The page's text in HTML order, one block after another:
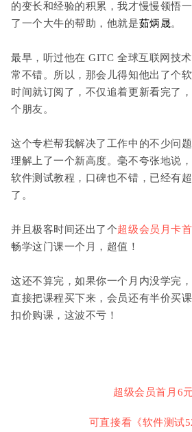
的变长和经验的积累，我才慢慢领悟
了一个大牛的帮助，他就是茹炳晟。
最早，听过他在 GITC 全球互联网技
常不错。所以，那会儿得知他出了个
时间就订阅了，不仅追着更新看完了
个朋友。
这个专栏帮我解决了工作中的不少问
理解上了一个新高度。毫不夸张地说
软件测试教程，口碑也不错，已经有
了。
并且极客时间还出了个超级会员月卡
畅学这门课一个月，超值！
这还不算完，如果你一个月内没学完
直接把课程买下来，会员还有半价买课
扣价购课，这波不亏！
超级会员首月6
可直接看《软件测试